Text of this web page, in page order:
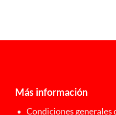
Más información
Condiciones generales